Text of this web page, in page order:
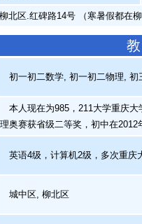
柳北区.红碑路14号 （寒暑假都在柳
初一初二数学, 初一初二物理, 初
本人现在为985，211大学重庆大
理奥赛获省级二等奖，初中在2012
英语4级，计算机2级，多次重庆
城中区, 柳北区